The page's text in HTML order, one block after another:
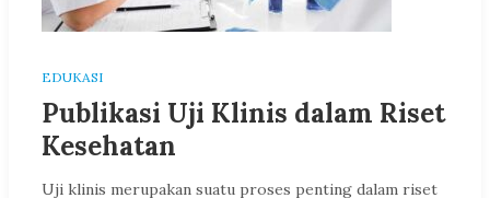
EDUKASI
Publikasi Uji Klinis dalam Riset
Kesehatan
Uji klinis merupakan suatu proses penting dalam riset